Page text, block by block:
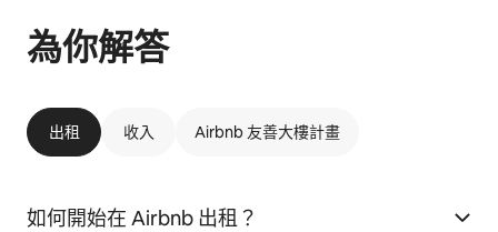
為你解答
出租 收入 Airbnb 友善大樓計畫
如何開始在 Airbnb 出租？